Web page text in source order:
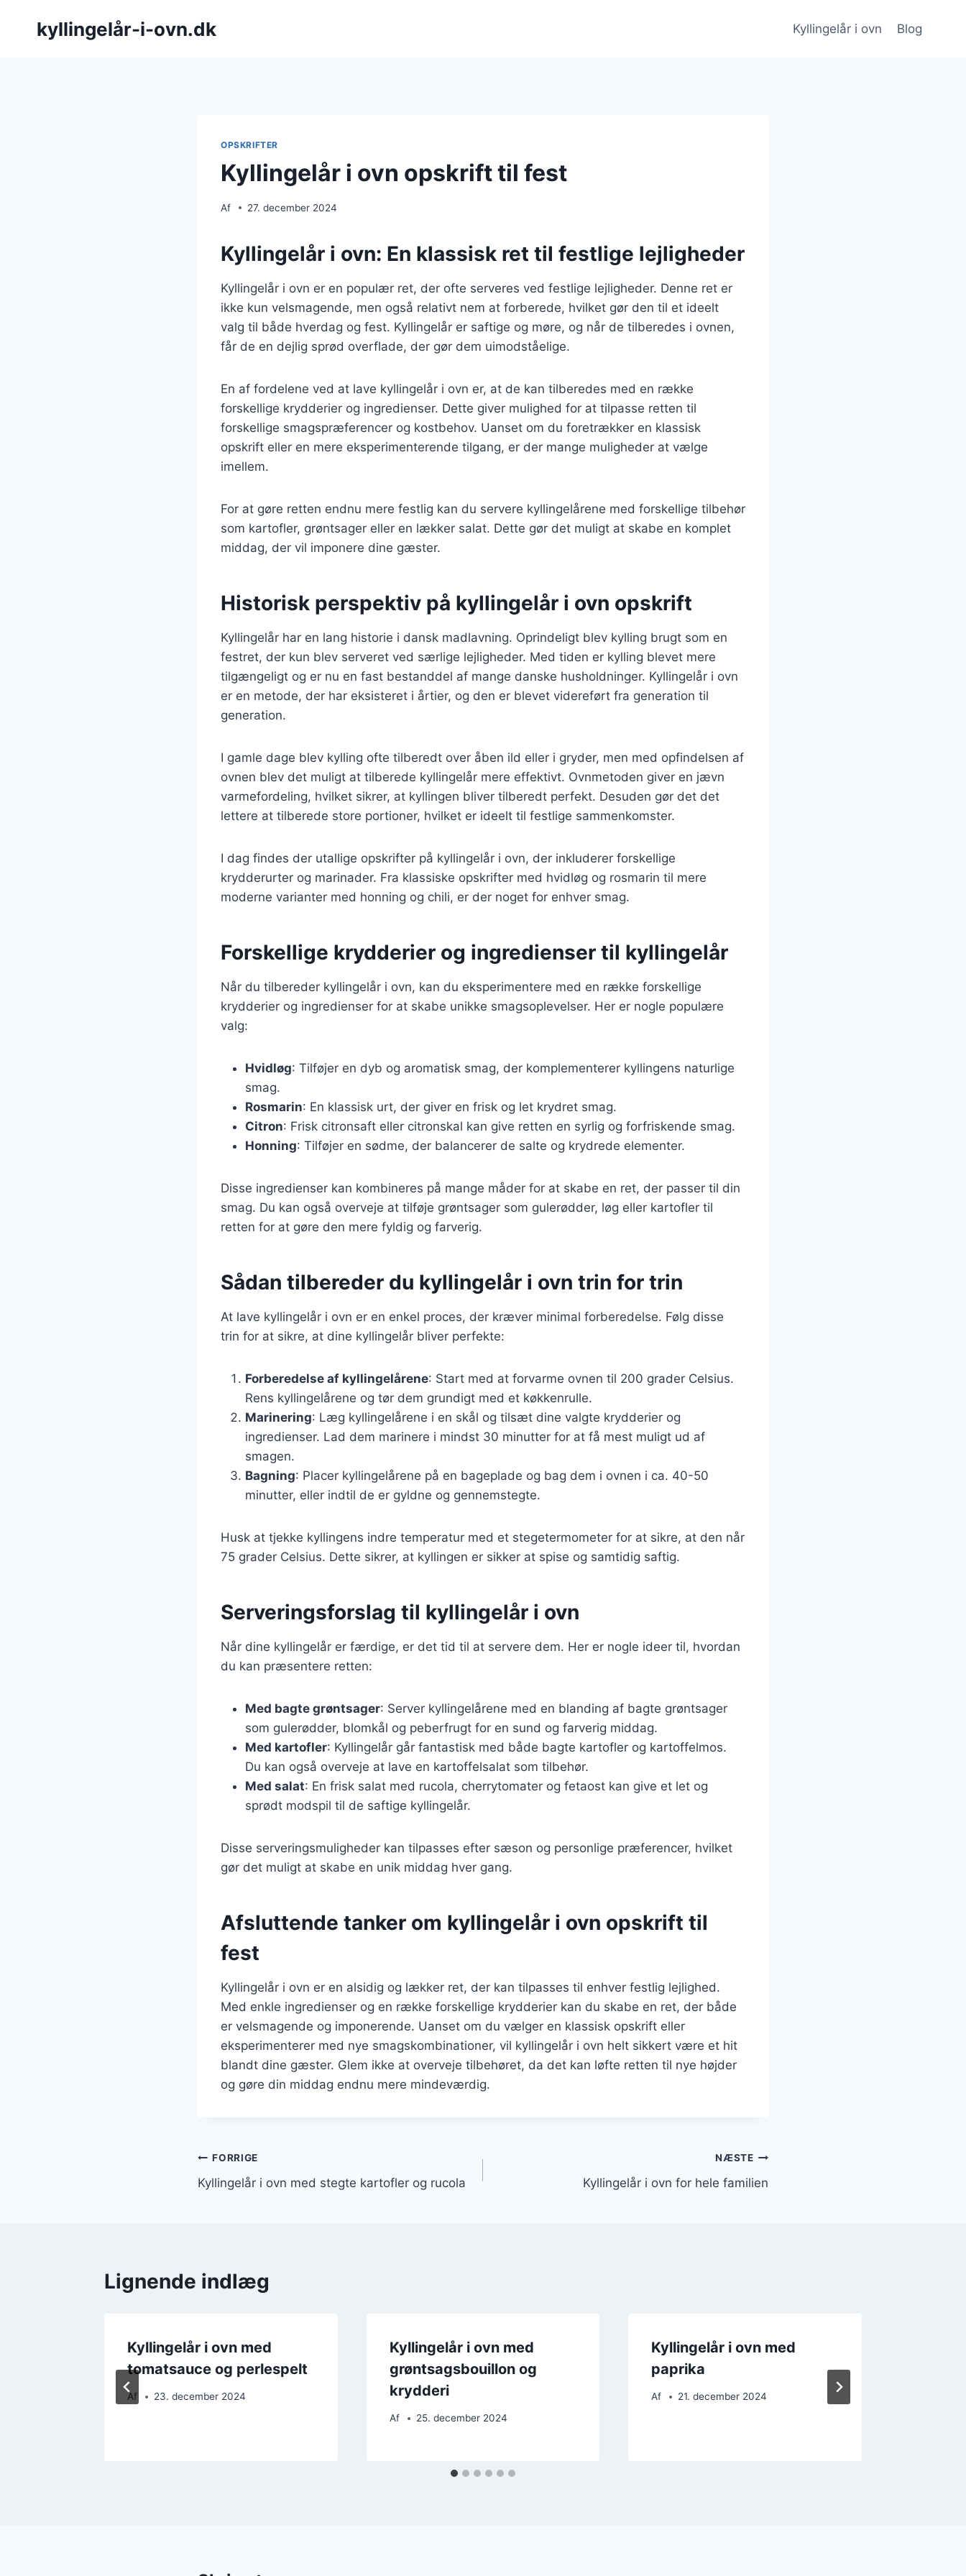
kyllingelår-i-ovn.dk Kyllingelår i ovn Blog
OPSKRIFTER
Kyllingelår i ovn opskrift til fest
Af 27. december 2024
Kyllingelår i ovn: En klassisk ret til festlige lejligheder
Kyllingelår i ovn er en populær ret, der ofte serveres ved festlige lejligheder. Denne ret er
ikke kun velsmagende, men også relativt nem at forberede, hvilket gør den til et ideelt
valg til både hverdag og fest. Kyllingelår er saftige og møre, og når de tilberedes i ovnen,
får de en dejlig sprød overflade, der gør dem uimodståelige.
En af fordelene ved at lave kyllingelår i ovn er, at de kan tilberedes med en række
forskellige krydderier og ingredienser. Dette giver mulighed for at tilpasse retten til
forskellige smagspræferencer og kostbehov. Uanset om du foretrækker en klassisk
opskrift eller en mere eksperimenterende tilgang, er der mange muligheder at vælge
imellem.
For at gøre retten endnu mere festlig kan du servere kyllingelårene med forskellige tilbehør
som kartofler, grøntsager eller en lækker salat. Dette gør det muligt at skabe en komplet
middag, der vil imponere dine gæster.
Historisk perspektiv på kyllingelår i ovn opskrift
Kyllingelår har en lang historie i dansk madlavning. Oprindeligt blev kylling brugt som en
festret, der kun blev serveret ved særlige lejligheder. Med tiden er kylling blevet mere
tilgængeligt og er nu en fast bestanddel af mange danske husholdninger. Kyllingelår i ovn
er en metode, der har eksisteret i årtier, og den er blevet videreført fra generation til
generation.
I gamle dage blev kylling ofte tilberedt over åben ild eller i gryder, men med opfindelsen af
ovnen blev det muligt at tilberede kyllingelår mere effektivt. Ovnmetoden giver en jævn
varmefordeling, hvilket sikrer, at kyllingen bliver tilberedt perfekt. Desuden gør det det
lettere at tilberede store portioner, hvilket er ideelt til festlige sammenkomster.
I dag findes der utallige opskrifter på kyllingelår i ovn, der inkluderer forskellige
krydderurter og marinader. Fra klassiske opskrifter med hvidløg og rosmarin til mere
moderne varianter med honning og chili, er der noget for enhver smag.
Forskellige krydderier og ingredienser til kyllingelår
Når du tilbereder kyllingelår i ovn, kan du eksperimentere med en række forskellige
krydderier og ingredienser for at skabe unikke smagsoplevelser. Her er nogle populære
valg:
Hvidløg: Tilføjer en dyb og aromatisk smag, der komplementerer kyllingens naturlige
smag.
Rosmarin: En klassisk urt, der giver en frisk og let krydret smag.
Citron: Frisk citronsaft eller citronskal kan give retten en syrlig og forfriskende smag.
Honning: Tilføjer en sødme, der balancerer de salte og krydrede elementer.
Disse ingredienser kan kombineres på mange måder for at skabe en ret, der passer til din
smag. Du kan også overveje at tilføje grøntsager som gulerødder, løg eller kartofler til
retten for at gøre den mere fyldig og farverig.
Sådan tilbereder du kyllingelår i ovn trin for trin
At lave kyllingelår i ovn er en enkel proces, der kræver minimal forberedelse. Følg disse
trin for at sikre, at dine kyllingelår bliver perfekte:
Forberedelse af kyllingelårene: Start med at forvarme ovnen til 200 grader Celsius.
Rens kyllingelårene og tør dem grundigt med et køkkenrulle.
Marinering: Læg kyllingelårene i en skål og tilsæt dine valgte krydderier og
ingredienser. Lad dem marinere i mindst 30 minutter for at få mest muligt ud af
smagen.
Bagning: Placer kyllingelårene på en bageplade og bag dem i ovnen i ca. 40-50
minutter, eller indtil de er gyldne og gennemstegte.
Husk at tjekke kyllingens indre temperatur med et stegetermometer for at sikre, at den når
75 grader Celsius. Dette sikrer, at kyllingen er sikker at spise og samtidig saftig.
Serveringsforslag til kyllingelår i ovn
Når dine kyllingelår er færdige, er det tid til at servere dem. Her er nogle ideer til, hvordan
du kan præsentere retten:
Med bagte grøntsager: Server kyllingelårene med en blanding af bagte grøntsager
som gulerødder, blomkål og peberfrugt for en sund og farverig middag.
Med kartofler: Kyllingelår går fantastisk med både bagte kartofler og kartoffelmos.
Du kan også overveje at lave en kartoffelsalat som tilbehør.
Med salat: En frisk salat med rucola, cherrytomater og fetaost kan give et let og
sprødt modspil til de saftige kyllingelår.
Disse serveringsmuligheder kan tilpasses efter sæson og personlige præferencer, hvilket
gør det muligt at skabe en unik middag hver gang.
Afsluttende tanker om kyllingelår i ovn opskrift til
fest
Kyllingelår i ovn er en alsidig og lækker ret, der kan tilpasses til enhver festlig lejlighed.
Med enkle ingredienser og en række forskellige krydderier kan du skabe en ret, der både
er velsmagende og imponerende. Uanset om du vælger en klassisk opskrift eller
eksperimenterer med nye smagskombinationer, vil kyllingelår i ovn helt sikkert være et hit
blandt dine gæster. Glem ikke at overveje tilbehøret, da det kan løfte retten til nye højder
og gøre din middag endnu mere mindeværdig.
Indlægsnavigation
FORRIGE
Kyllingelår i ovn med stegte kartofler og rucola
NÆSTE
Kyllingelår i ovn for hele familien
Lignende indlæg
Kyllingelår i ovn med
tomatsauce og perlespelt
Af 23. december 2024
Kyllingelår i ovn med
grøntsagsbouillon og
krydderi
Af 25. december 2024
Kyllingelår i ovn med
paprika
Af 21. december 2024